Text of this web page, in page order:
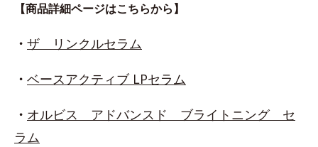
【商品詳細ページはこちらから】
・ ザ リンクルセラム
・ ベースアクティブ LPセラム
・ オルビス アドバンスド ブライトニング セ
ラム